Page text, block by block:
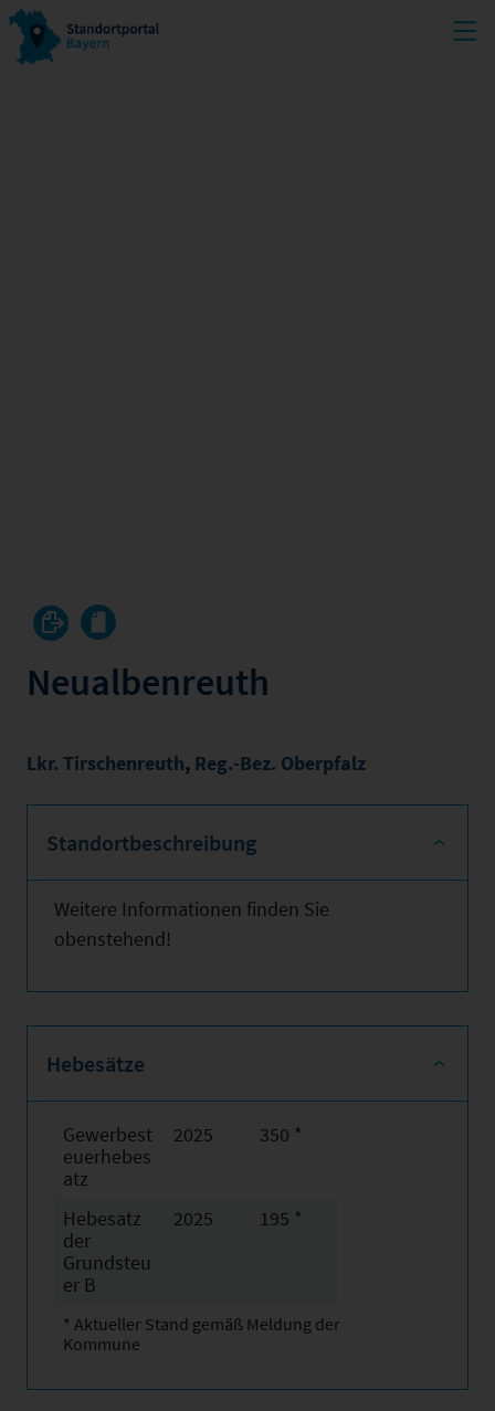
Neualbenreuth
Lkr. Tirschenreuth, Reg.-Bez. Oberpfalz
Standortbeschreibung
Weitere Informationen finden Sie
obenstehend!
Hebesätze
Gewerbest
euerhebes
atz
2025 350 *
Hebesatz
der
Grundsteu
er B
2025 195 *
* Aktueller Stand gemäß Meldung der
Kommune